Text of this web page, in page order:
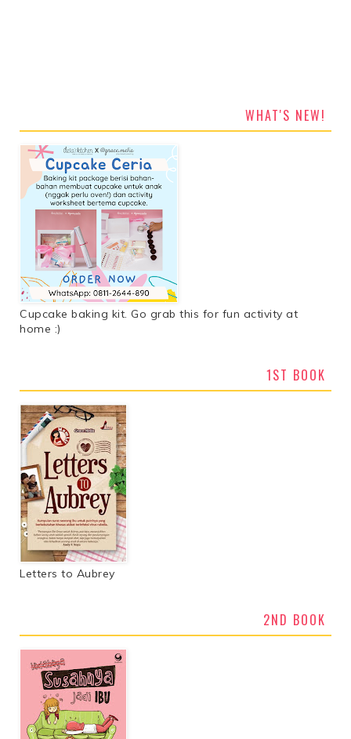
WHAT'S NEW!
Cupcake baking kit. Go grab this for fun activity at
home :)
1ST BOOK
Letters to Aubrey
2ND BOOK